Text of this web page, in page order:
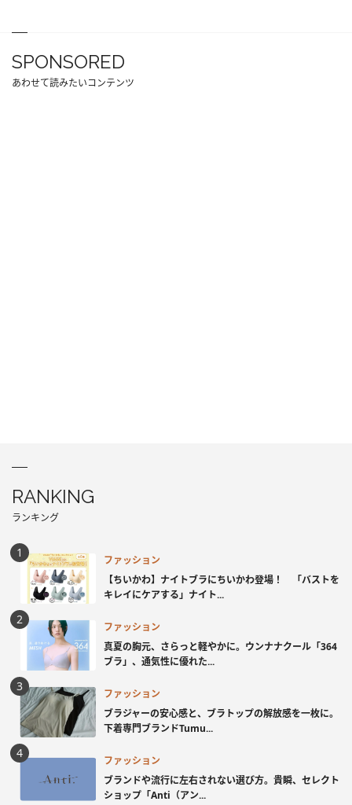
SPONSORED
あわせて読みたいコンテンツ
RANKING
ランキング
ファッション
【ちいかわ】ナイトブラにちいかわ登場！ 「バストを
キレイにケアする」ナイト...
ファッション
真夏の胸元、さらっと軽やかに。ウンナナクール「364
ブラ」、通気性に優れた...
ファッション
ブラジャーの安心感と、ブラトップの解放感を一枚に。
下着専門ブランドTumu...
ファッション
ブランドや流行に左右されない選び方。貴瞬、セレクト
ショップ「Anti（アン...